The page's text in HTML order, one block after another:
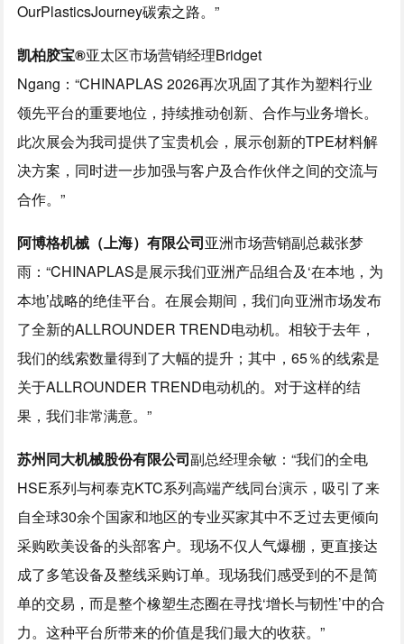
OurPlasticsJourney碳索之路。”
凯柏胶宝®亚太区市场营销经理Bridget
Ngang：“CHINAPLAS 2026再次巩固了其作为塑料行业
领先平台的重要地位，持续推动创新、合作与业务增长。
此次展会为我司提供了宝贵机会，展示创新的TPE材料解
决方案，同时进一步加强与客户及合作伙伴之间的交流与
合作。”
阿博格机械（上海）有限公司亚洲市场营销副总裁张梦
雨：“CHINAPLAS是展示我们亚洲产品组合及‘在本地，为
本地’战略的绝佳平台。在展会期间，我们向亚洲市场发布
了全新的ALLROUNDER TREND电动机。相较于去年，
我们的线索数量得到了大幅的提升；其中，65％的线索是
关于ALLROUNDER TREND电动机的。对于这样的结
果，我们非常满意。”
苏州同大机械股份有限公司副总经理余敏：“我们的全电
HSE系列与柯泰克KTC系列高端产线同台演示，吸引了来
自全球30余个国家和地区的专业买家其中不乏过去更倾向
采购欧美设备的头部客户。现场不仅人气爆棚，更直接达
成了多笔设备及整线采购订单。现场我们感受到的不是简
单的交易，而是整个橡塑生态圈在寻找‘增长与韧性’中的合
力。这种平台所带来的价值是我们最大的收获。”